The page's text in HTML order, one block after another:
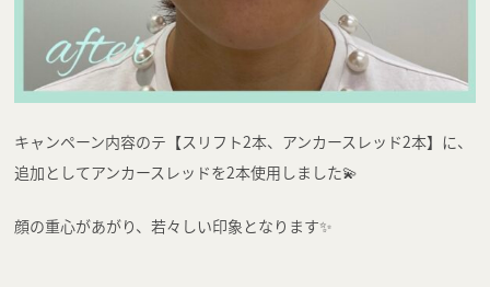
キャンペーン内容のテ【スリフト2本、アンカースレッド2本】に、
追加としてアンカースレッドを2本使用しました💫
顔の重心があがり、若々しい印象となります✨